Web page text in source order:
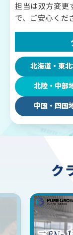
担当は双方変更
で、ご安心くだ
北海道・東
北陸・中部
中国・四国
ク